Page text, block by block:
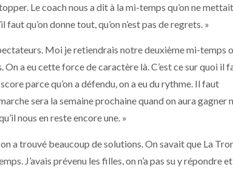
Le coach nous a dit à la mi-temps qu’on ne
qu’on donne tout, qu’on n’est pas de regrets. »
Moi je retiendrais notre deuxième mi-temps
a eu cette force de caractère là. C’est ce sur quoi il
parce qu’on a défendu, on a eu du rythme. Il faut
sera la semaine prochaine quand on aura gagner
nous en reste encore une. »
a trouvé beaucoup de solutions. On savait que La
J’avais prévenu les filles, on n’a pas su y répondre